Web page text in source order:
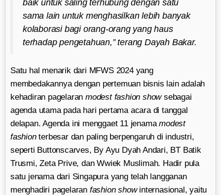
baik untuk saling terhubung dengan satu
sama lain untuk menghasilkan lebih banyak
kolaborasi bagi orang-orang yang haus
terhadap pengetahuan,” terang Dayah Bakar.
Satu hal menarik dari MFWS 2024 yang
membedakannya dengan pertemuan bisnis lain adalah
kehadiran pagelaranmodest fashion showsebagai
agenda utama pada hari pertama acara di tanggal
delapan. Agenda ini menggaet 11 jenamamodest
fashionterbesar dan paling berpengaruh di industri,
seperti Buttonscarves, By Ayu Dyah Andari, BT Batik
Trusmi, Zeta Prive, dan Wwiek Muslimah. Hadir pula
satu jenama dari Singapura yang telah langganan
menghadiri pagelaran fashion show internasional, yaitu